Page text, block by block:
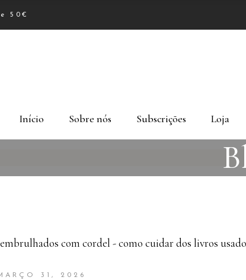
50€
Início Sobre nós Subscrições Loja
31, 2026